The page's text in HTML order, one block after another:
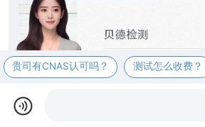
贵司有CNAS认可吗？ 测试怎么收费？